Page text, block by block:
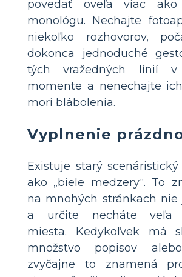
povedať oveľa viac
monológu. Nechajte
niekoľko rozhovorov,
dokonca jednoduché
tých vražedných línií v
momente a nenechajte
mori blábolenia.
Vyplnenie
Existuje starý
ako „biele medzery“. To
na mnohých stránkach nie
a určite necháte veľa
miesta. Kedykoľvek má
množstvo popisov
zvyčajne to znamená